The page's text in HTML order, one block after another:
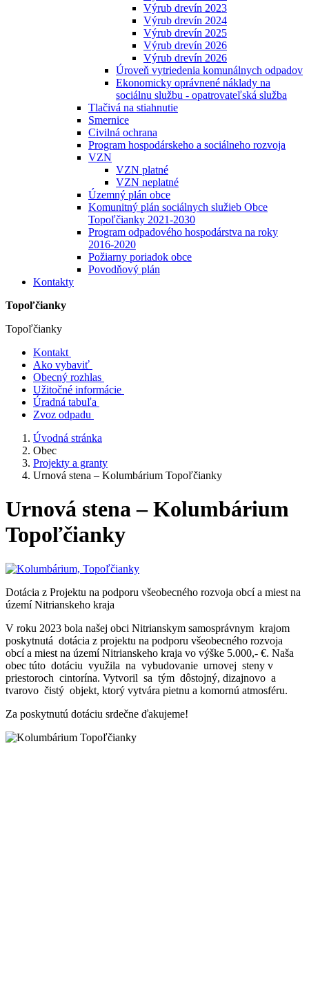
Výrub drevín 2023
Výrub drevín 2024
Výrub drevín 2025
Výrub drevín 2026
Výrub drevín 2026
Úroveň vytriedenia komunálnych odpadov
Ekonomicky oprávnené náklady na
sociálnu službu - opatrovateľská služba
Tlačivá na stiahnutie
Smernice
Civilná ochrana
Program hospodárskeho a sociálneho rozvoja
VZN
VZN platné
VZN neplatné
Územný plán obce
Komunitný plán sociálnych služieb Obce
Topoľčianky 2021-2030
Program odpadového hospodárstva na roky
2016-2020
Požiarny poriadok obce
Povodňový plán
Kontakty
Topoľčianky
Topoľčianky
Kontakt
Ako vybaviť
Obecný rozhlas
Užitočné informácie
Úradná tabuľa
Zvoz odpadu
Úvodná stránka
Obec
Projekty a granty
Urnová stena – Kolumbárium Topoľčianky
Urnová stena – Kolumbárium
Topoľčianky
Dotácia z Projektu na podporu všeobecného rozvoja obcí a miest na
území Nitrianskeho kraja
V roku 2023 bola našej obci Nitrianskym samosprávnym krajom
poskytnutá dotácia z projektu na podporu všeobecného rozvoja
obcí a miest na území Nitrianskeho kraja vo výške 5.000,- €. Naša
obec túto dotáciu využila na vybudovanie urnovej steny v
priestoroch cintorína. Vytvoril sa tým dôstojný, dizajnovo a
tvarovo čistý objekt, ktorý vytvára pietnu a komornú atmosféru.
Za poskytnutú dotáciu srdečne ďakujeme!